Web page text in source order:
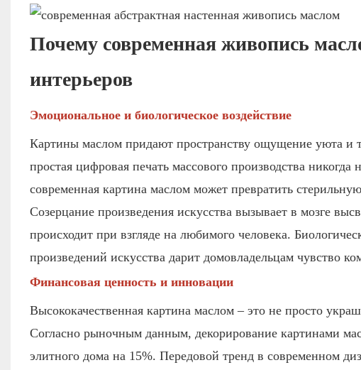
Почему современная живопись
интерьеров
Эмоциональное и биологическое воздействие
Картины маслом придают пространству ощущение уюта и
простая цифровая печать массового производства
современная картина маслом может превратить
Созерцание произведения искусства вызывает в мозге
происходит при взгляде на любимого человека.
произведений искусства дарит домовладельцам чувство
Финансовая ценность и инновации
Высококачественная картина маслом – это не просто
Согласно рыночным данным, декорирование картинами
элитного дома на 15%. Передовой тренд в современном